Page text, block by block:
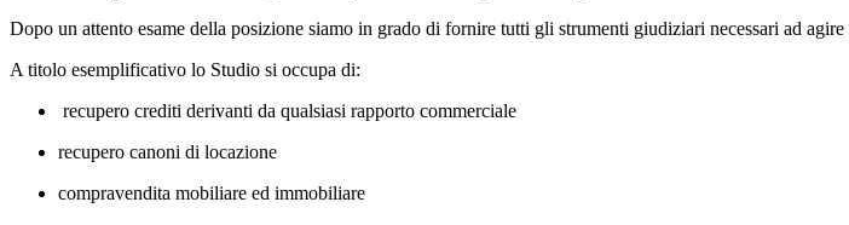
Dopo un attento esame della posizione siamo in grado di fornire tutti gli strumenti giudiziari necessari ad
A titolo esemplificativo lo Studio si occupa di:
recupero crediti derivanti da qualsiasi rapporto commerciale
recupero canoni di locazione
compravendita mobiliare ed immobiliare